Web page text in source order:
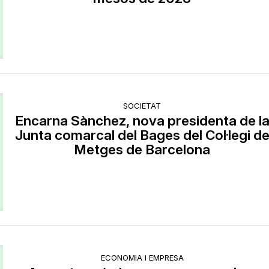
SOCIETAT
Encarna Sànchez, nova presidenta de la
Junta comarcal del Bages del Col·legi de
Metges de Barcelona
ECONOMIA I EMPRESA